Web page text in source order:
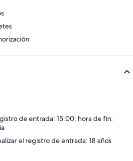
de entrada: 15:00; hora de fin:
el registro de entrada: 18 años